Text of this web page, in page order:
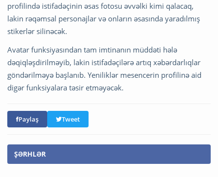
profilində istifadəçinin əsas fotosu əvvəlki kimi qalacaq,
lakin rəqəmsal personajlar və onların əsasında yaradılmış
stikerlər silinəcək.
Avatar funksiyasından tam imtinanın müddəti hələ
dəqiqləşdirilməyib, lakin istifadəçilərə artıq xəbərdarlıqlar
göndərilməyə başlanıb. Yeniliklər mesencerin profilinə aid
digər funksiyalara təsir etməyəcək.
Paylaş Tweet
ŞƏRHLƏR